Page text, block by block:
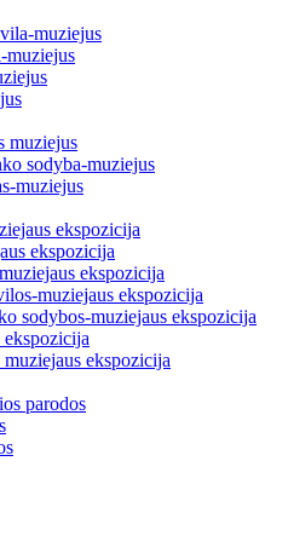
muziejus
muziejus
muziejus
sodyba-muziejus
muziejus
ekspozicija
ekspozicija
ekspozicija
muziejaus ekspozicija
sodybos-muziejaus ekspozicija
ekspozicija
parodos